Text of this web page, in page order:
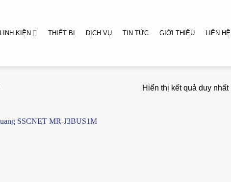
LINH KIỆN THIẾT BỊ DỊCH VỤ TIN TỨC GIỚI THIỆU LIÊN HỆ
Hiển thị kết quả duy nhất